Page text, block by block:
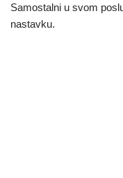
Samostalni u svom
nastavku.